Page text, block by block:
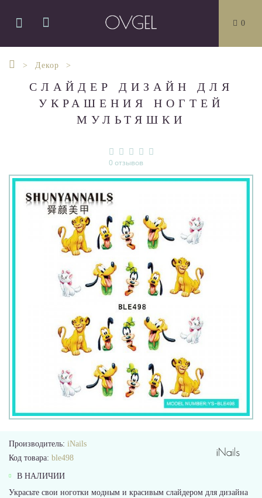
0
Декор
СЛАЙДЕР ДИЗАЙН ДЛЯ
УКРАШЕНИЯ НОГТЕЙ
МУЛЬТЯШКИ
0 отзывов
Производитель: iNails
Код товара: ble498
В НАЛИЧИИ
Украсьте свои ноготки модным и красивым слайдером для дизайна